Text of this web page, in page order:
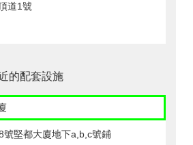
道1號
的配套設施
號堅都大廈地下a,b,c號鋪